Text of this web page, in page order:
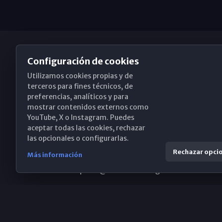
Obispado de Málaga
Santa María, 18-20. 29015 Málaga
(+34) 952 224 386
Configuración de cookies
Utilizamos cookies propias y de
terceros para fines técnicos, de
preferencias, analíticos y para
mostrar contenidos externos como
YouTube, X o Instagram. Puedes
aceptar todas las cookies, rechazar
las opcionales o configurarlas.
Más información Rechazar